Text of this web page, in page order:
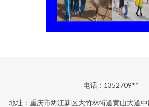
电话：1352709**
地址：重庆市两江新区大竹林街道黄山大道